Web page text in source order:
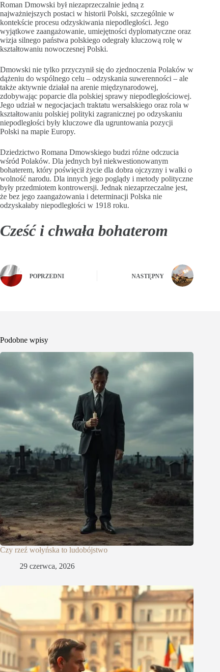
Roman Dmowski był niezaprzeczalnie jedną z
najważniejszych postaci w historii Polski, szczególnie w
kontekście procesu odzyskiwania niepodległości. Jego
wyjątkowe zaangażowanie, umiejętności dyplomatyczne oraz
wizja silnego państwa polskiego odegrały kluczową rolę w
kształtowaniu nowoczesnej Polski.
Dmowski nie tylko przyczynił się do zjednoczenia Polaków w
dążeniu do wspólnego celu – odzyskania suwerenności – ale
także aktywnie działał na arenie międzynarodowej,
zdobywając poparcie dla polskiej sprawy niepodległościowej.
Jego udział w negocjacjach traktatu wersalskiego oraz rola w
kształtowaniu polskiej polityki zagranicznej po odzyskaniu
niepodległości były kluczowe dla ugruntowania pozycji
Polski na mapie Europy.
Dziedzictwo Romana Dmowskiego budzi różne odczucia
wśród Polaków. Dla jednych był niekwestionowanym
bohaterem, który poświęcił życie dla dobra ojczyzny i walki o
wolność narodu. Dla innych jego poglądy i metody polityczne
były przedmiotem kontrowersji. Jednak niezaprzeczalne jest,
że bez jego zaangażowania i determinacji Polska nie
odzyskałaby niepodległości w 1918 roku.
Cześć i chwała bohaterom
POPRZEDNI NASTĘPNY
Podobne wpisy
Czy rzeź wołyńska to ludobójstwo
29 czerwca, 2026